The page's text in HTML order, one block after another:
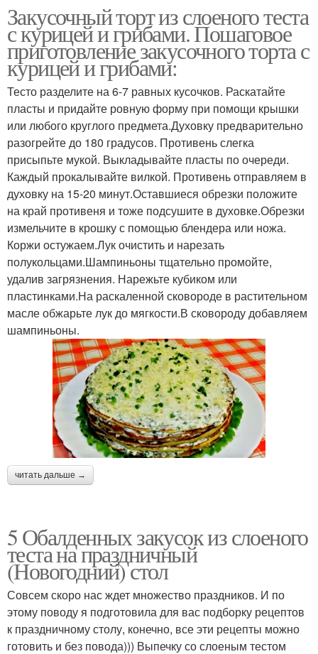
Закусочный торт из слоеного теста
с курицей и грибами. Пошаговое
приготовление закусочного торта с
курицей и грибами:
Тесто разделите на 6-7 равных кусочков. Раскатайте
пласты и придайте ровную форму при помощи крышки
или любого круглого предмета.Духовку предварительно
разогрейте до 180 градусов. Противень слегка
присыпьте мукой. Выкладывайте пласты по очереди.
Каждый прокалывайте вилкой. Противень отправляем в
духовку на 15-20 минут.Оставшиеся обрезки положите
на край противеня и тоже подсушите в духовке.Обрезки
измельчите в крошку с помощью блендера или ножа.
Коржи остужаем.Лук очистить и нарезать
полукольцами.Шампиньоны тщательно промойте,
удалив загрязнения. Нарежьте кубиком или
пластинками.На раскаленной сковороде в растительном
масле обжарьте лук до мягкости.В сковороду добавляем
шампиньоны.
читать дальше →
5 Обалденных закусок из слоеного
теста на праздничный
(Новогодний) стол
Совсем скоро нас ждет множество праздников. И по
этому поводу я подготовила для вас подборку рецептов
к праздничному столу, конечно, все эти рецепты можно
готовить и без повода))) Выпечку со слоеным тестом